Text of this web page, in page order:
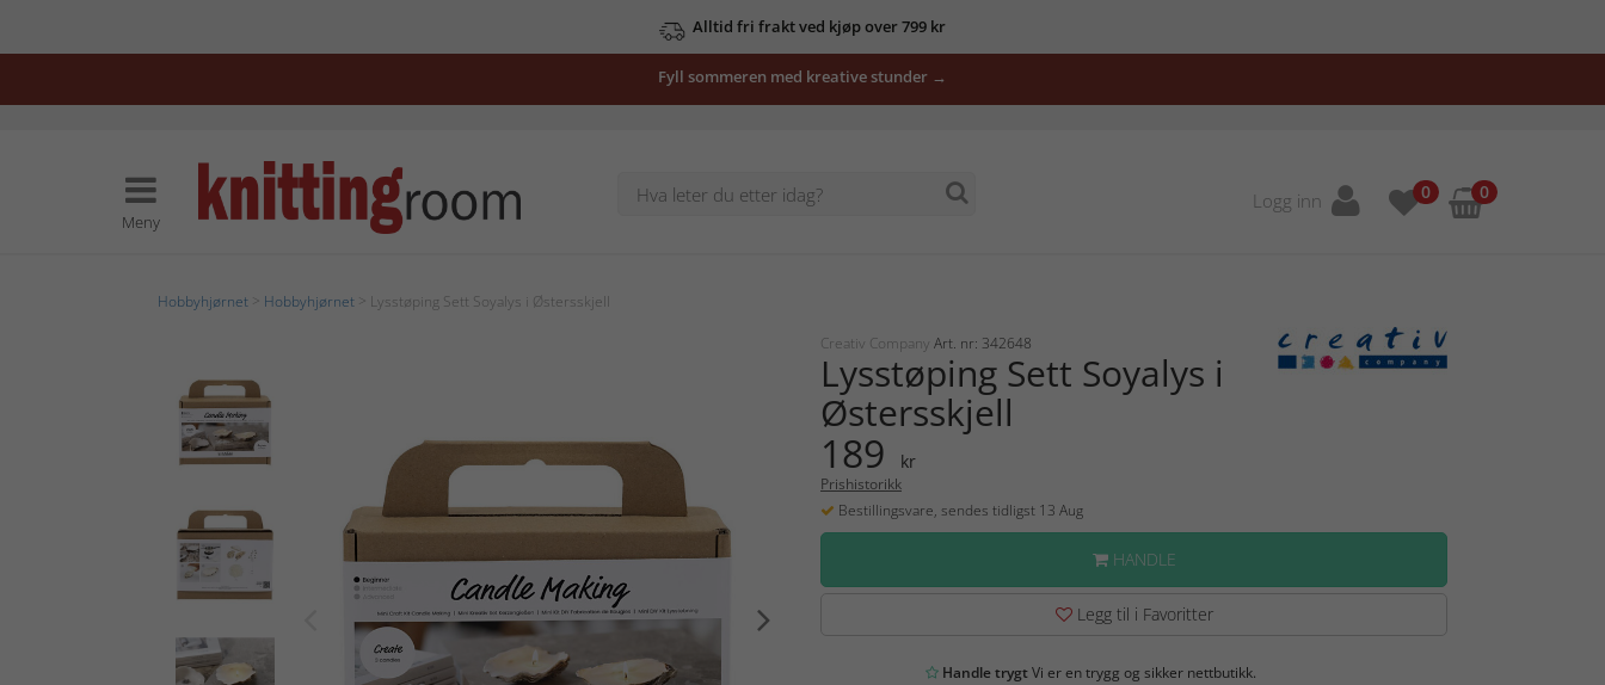
Alltid fri frakt ved kjøp over 799 kr
Fyll sommeren med kreative stunder →
Meny
Logg inn 0 0
Hobbyhjørnet Hobbyhjørnet > Lysstøping Sett Soyalys i Østersskjell
Creativ Company Art. nr: 342648
Lysstøping Sett Soyalys i
Østersskjell
189 kr
Prishistorikk
Bestillingsvare, sendes tidligst 13 Aug
HANDLE
Legg til i Favoritter
Handle trygtVi er en trygg og sikker nettbutikk.